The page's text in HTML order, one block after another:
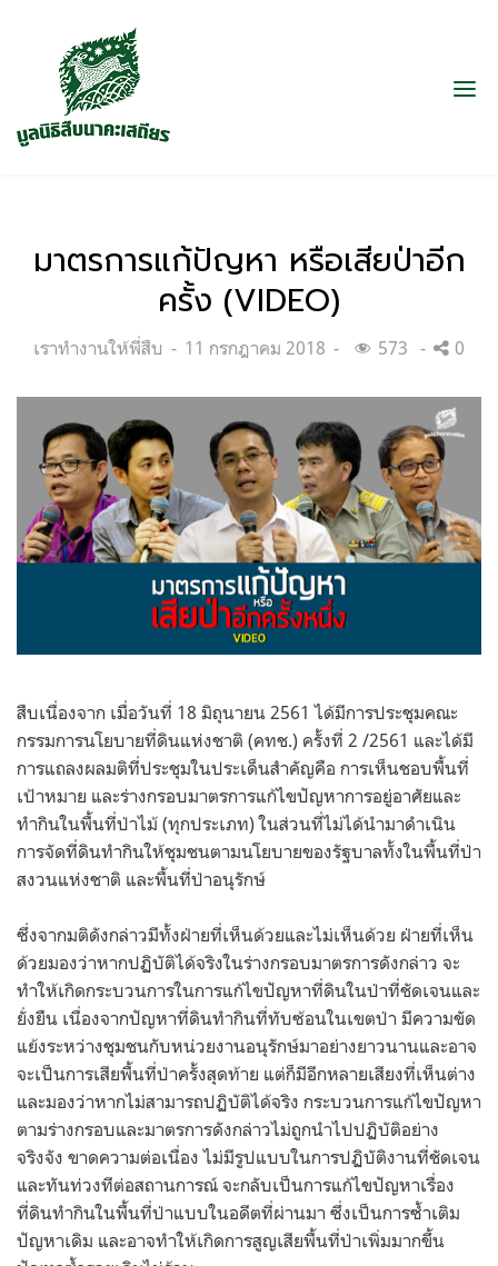
มาตรการแก้ปัญหา หรือเสียป่าอีก
ครั้ง (VIDEO)
Categories:
เราทำงานให้พี่สืบ
Posted
11 กรกฎาคม 2018 573 0
สืบเนื่องจาก เมื่อวันที่ 18 มิถุนายน 2561ได้มีการประชุมคณะ
กรรมการนโยบายที่ดินแห่งชาติ (คทช.) ครั้งที่ 2 /2561 และได้มี
การแถลงผลมติที่ประชุมในประเด็นสำคัญคือ การเห็นชอบพื้นที่
เป้าหมาย และร่างกรอบมาตรการแก้ไขปัญหาการอยู่อาศัยและ
ทำกินในพื้นที่ป่าไม้ (ทุกประเภท)ในส่วนที่ไม่ได้นำมาดำเนิน
การจัดที่ดินทำกินให้ชุมชนตามนโยบายของรัฐบาลทั้งในพื้นที่ป่า
สงวนแห่งชาติ และพื้นที่ป่าอนุรักษ์
ซึ่งจากมติดังกล่าวมีทั้งฝ่ายที่เห็นด้วยและไม่เห็นด้วย ฝ่ายที่เห็น
ด้วยมองว่าหากปฏิบัติได้จริงในร่างกรอบมาตรการดังกล่าว จะ
ทำให้เกิดกระบวนการในการแก้ไขปัญหาที่ดินในป่าที่ชัดเจนและ
ยั่งยืน เนื่องจากปัญหาที่ดินทำกินที่ทับซ้อนในเขตป่า มีความขัด
แย้งระหว่างชุมชนกับหน่วยงานอนุรักษ์มาอย่างยาวนานและอาจ
จะเป็นการเสียพื้นที่ป่าครั้งสุดท้าย แต่ก็มีอีกหลายเสียงที่เห็นต่าง
และมองว่าหากไม่สามารถปฏิบัติได้จริง กระบวนการแก้ไขปัญหา
ตามร่างกรอบและมาตรการดังกล่าวไม่ถูกนำไปปฏิบัติอย่าง
จริงจัง ขาดความต่อเนื่อง ไม่มีรูปแบบในการปฏิบัติงานที่ชัดเจน
และทันท่วงทีต่อสถานการณ์ จะกลับเป็นการแก้ไขปัญหาเรื่อง
ที่ดินทำกินในพื้นที่ป่าแบบในอดีตที่ผ่านมา ซึ่งเป็นการซ้ำเติม
ปัญหาเดิม และอาจทำให้เกิดการสูญเสียพื้นที่ป่าเพิ่มมากขึ้น